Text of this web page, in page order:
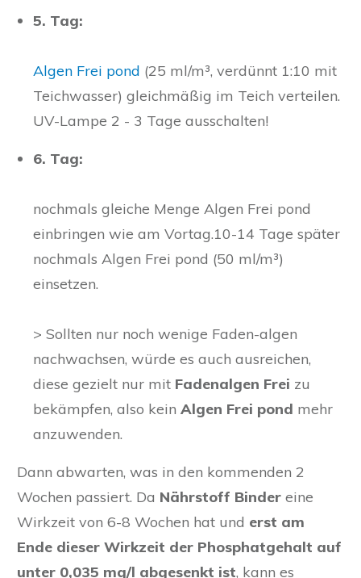
5. Tag:
Algen Frei pond (25 ml/m³, verdünnt 1:10 mit
Teichwasser) gleichmäßig im Teich verteilen.
UV-Lampe 2 - 3 Tage ausschalten!
6. Tag:
nochmals gleiche Menge Algen Frei pond
einbringen wie am Vortag.10-14 Tage später
nochmals Algen Frei pond (50 ml/m³)
einsetzen.
> Sollten nur noch wenige Faden-algen
nachwachsen, würde es auch ausreichen,
diese gezielt nur mit Fadenalgen Frei zu
bekämpfen, also kein Algen Frei pond mehr
anzuwenden.
Dann abwarten, was in den kommenden 2
Wochen passiert. Da Nährstoff Binder eine
Wirkzeit von 6-8 Wochen hat und erst am
Ende dieser Wirkzeit der Phosphatgehalt auf
unter 0,035 mg/l abgesenkt ist, kann es